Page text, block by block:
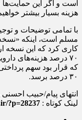
است و اگر این حمایت‌ها
هزینه بسیار بیشتر
با تمامی توضیحات و
مسلم است، اینکه
کاری کرد که این نسخه
۷۰ درصد هزینه‌های
که قرار بود سهم
۳۰ درصد برسد.
انتهای پیام/حبیب احسنی
لینک کوتاه : ?p=28237